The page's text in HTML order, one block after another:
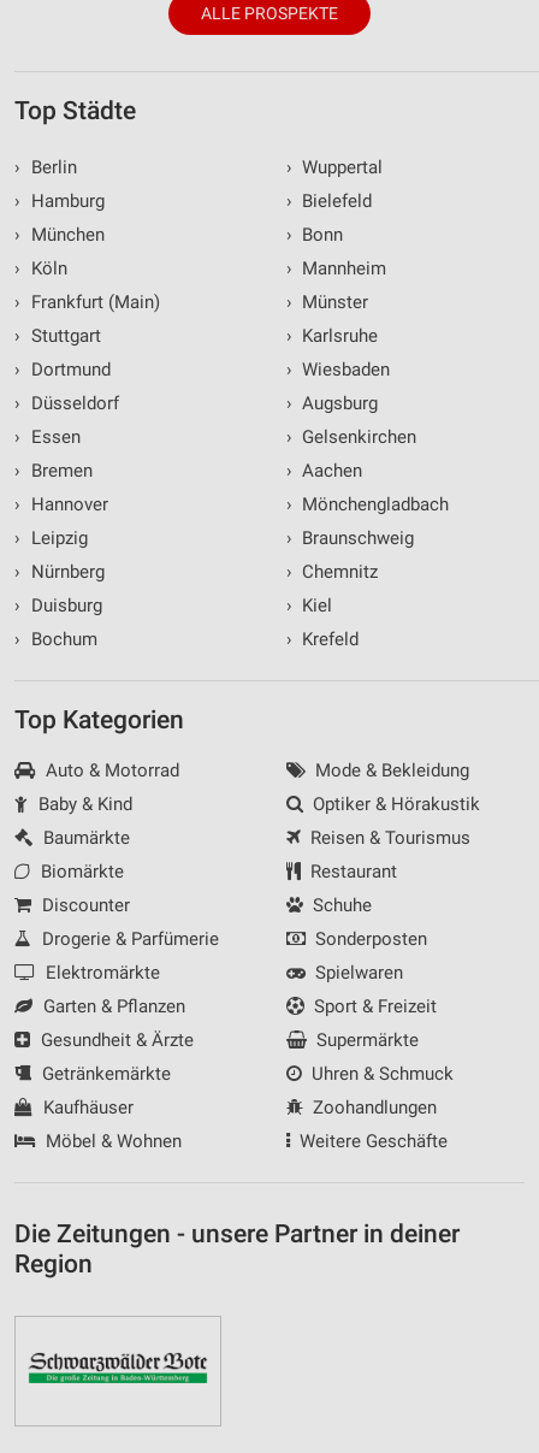
ALLE PROSPEKTE
Top Städte
›
Berlin
›
Hamburg
›
München
›
Köln
›
Frankfurt (Main)
› Stuttgart
›
Dortmund
›
Düsseldorf
›
Essen
›
Bremen
›
Hannover
›
Leipzig
›
Nürnberg
›
Duisburg
›
Bochum
› Wuppertal
› Bielefeld
› Bonn
› Mannheim
› Münster
› Karlsruhe
› Wiesbaden
› Augsburg
› Gelsenkirchen
› Aachen
› Mönchengladbach
› Braunschweig
› Chemnitz
› Kiel
› Krefeld
Top Kategorien
Auto & Motorrad
Baby & Kind
Baumärkte
Biomärkte
Discounter
Drogerie & Parfümerie
Elektromärkte
Garten & Pflanzen
Gesundheit & Ärzte
Getränkemärkte
Kaufhäuser
Möbel & Wohnen
Mode & Bekleidung
Optiker & Hörakustik
Reisen & Tourismus
Restaurant
Schuhe
Sonderposten
Spielwaren
Sport & Freizeit
Supermärkte
Uhren & Schmuck
Zoohandlungen
Weitere Geschäfte
Die Zeitungen - unsere Partner in deiner
Region